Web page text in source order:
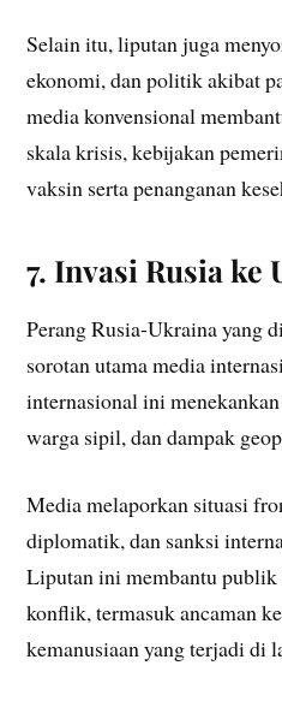
Selain itu, liputan juga
ekonomi, dan politik akibat
media konvensional
skala krisis, kebijakan
vaksin serta penanganan
7. Invasi Rusia ke
Perang Rusia-Ukraina yang
sorotan utama media
internasional ini
warga sipil, dan dampak
Media melaporkan situasi
diplomatik, dan sanksi
Liputan ini membantu
konflik, termasuk ancaman
kemanusiaan yang terjadi di